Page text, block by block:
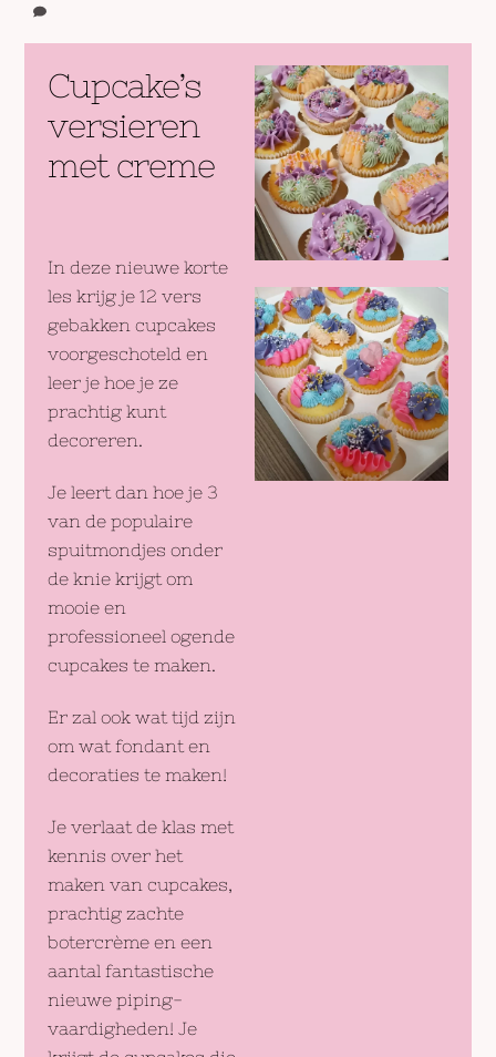
Cupcake’s
versieren
met creme
In deze nieuwe korte
les krijg je 12 vers
gebakken cupcakes
voorgeschoteld en
leer je hoe je ze
prachtig kunt
decoreren.
Je leert dan hoe je 3
van de populaire
spuitmondjes onder
de knie krijgt om
mooie en
professioneel ogende
cupcakes te maken.
Er zal ook wat tijd zijn
om wat fondant en
decoraties te maken!
Je verlaat de klas met
kennis over het
maken van cupcakes,
prachtig zachte
botercrème en een
aantal fantastische
nieuwe piping-
vaardigheden! Je